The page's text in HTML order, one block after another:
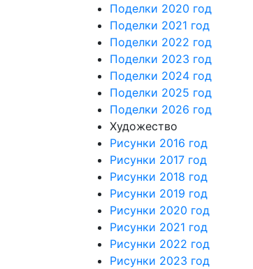
Поделки 2020 год
Поделки 2021 год
Поделки 2022 год
Поделки 2023 год
Поделки 2024 год
Поделки 2025 год
Поделки 2026 год
Художество
Рисунки 2016 год
Рисунки 2017 год
Рисунки 2018 год
Рисунки 2019 год
Рисунки 2020 год
Рисунки 2021 год
Рисунки 2022 год
Рисунки 2023 год